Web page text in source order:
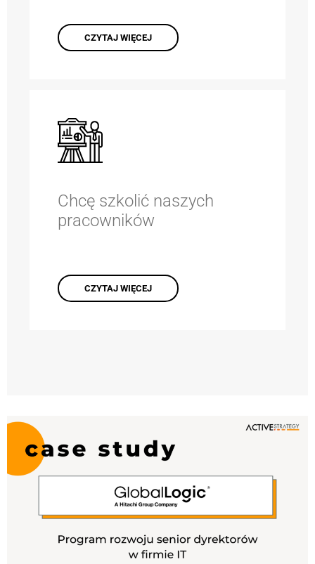
CZYTAJ WIĘCEJ
Chcę szkolić naszych
pracowników
CZYTAJ WIĘCEJ